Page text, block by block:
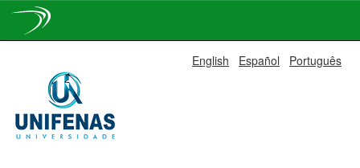
navigation
English Español Português